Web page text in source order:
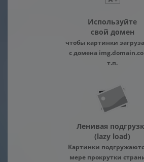
Используйте
свой домен
чтобы картинки
с домена
т.п.
Ленивая
(lazy load)
Картинки
мере прокрутки